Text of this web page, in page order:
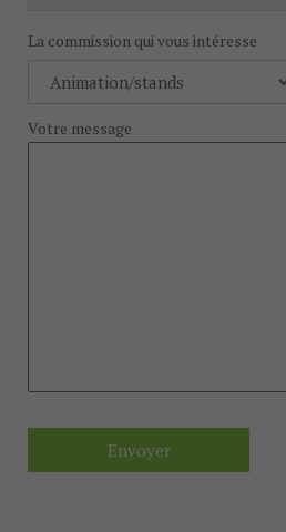
La commission qui vous intéresse
Votre message